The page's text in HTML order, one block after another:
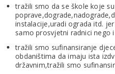
tražili smo da se škole koje
instalacije,uradi ograda itd.
samo prosvjetni radnici nego i
tražili smo sufinansiranje
obdaništima da imaju ista
državnim,tražili smo